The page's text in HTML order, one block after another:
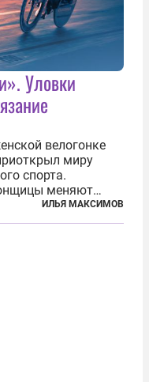
Уловки
велогонке
миру
спорта.
меняют
аэродинамики. За
и
ИЛЬЯ МАКСИМОВ